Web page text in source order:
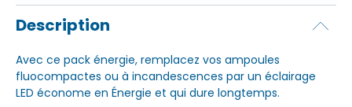
Description
Avec ce pack énergie, remplacez vos ampoules
fluocompactes ou à incandescences par un éclairage
LED économe en Énergie et qui dure longtemps.